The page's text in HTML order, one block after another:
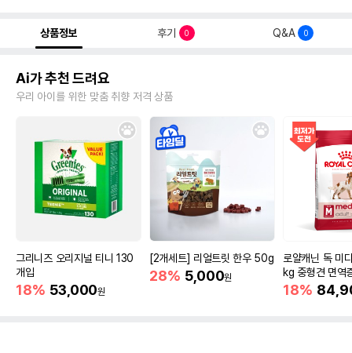
상품정보 후기 0 Q&A 0
Ai가 추천 드려요
우리 아이를 위한 맞춤 취향 저격 상품
그리니즈 오리지널 티니 130
개입
18% 53,000원
[2개세트] 리얼트릿 한우 50g
28% 5,000원
로얄캐닌 독 미
kg 중형견 면역
18%